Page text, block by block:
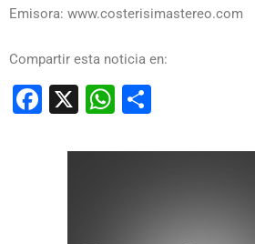
Emisora: www.costerisimastereo.com
Compartir esta noticia en:
Facebook
X WhatsApp